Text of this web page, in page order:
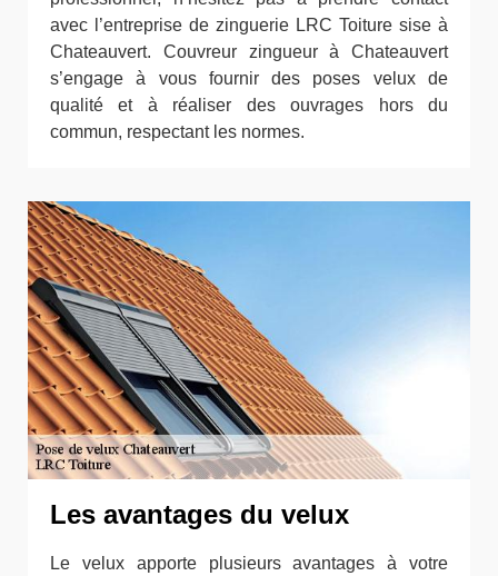
avec l’entreprise de zinguerie LRC Toiture sise à
Chateauvert. Couvreur zingueur à Chateauvert
s’engage à vous fournir des poses velux de
qualité et à réaliser des ouvrages hors du
commun, respectant les normes.
Les avantages du velux
Le velux apporte plusieurs avantages à votre